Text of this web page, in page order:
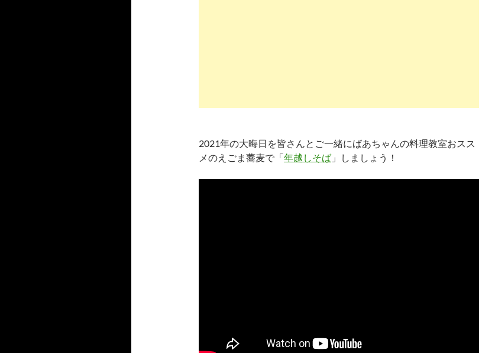
2021年の大晦日を皆さんとご一緒にばあちゃんの料理教室おスス
メのえごま蕎麦で「年越しそば 」しましょう！